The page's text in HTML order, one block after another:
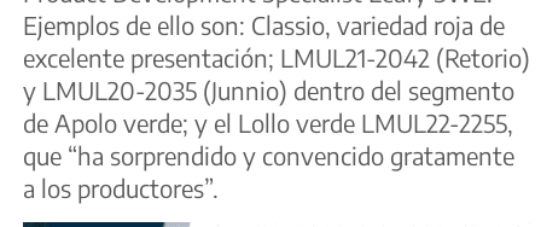
Ejemplos de ello son: Classio, variedad roja de
excelente presentación; LMUL21-2042 (Retorio)
y LMUL20-2035 (Junnio) dentro del segmento
de Apolo verde; y el Lollo verde LMUL22-2255,
que “ha sorprendido y convencido gratamente
a los productores”.